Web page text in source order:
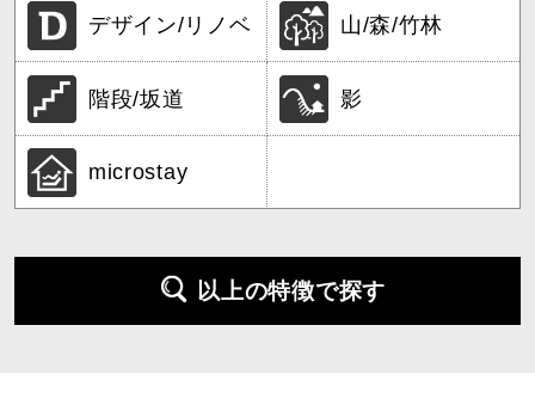
デザイン/リノベ 山/森/竹林
階段/坂道 影
microstay
以上の特徴で探す